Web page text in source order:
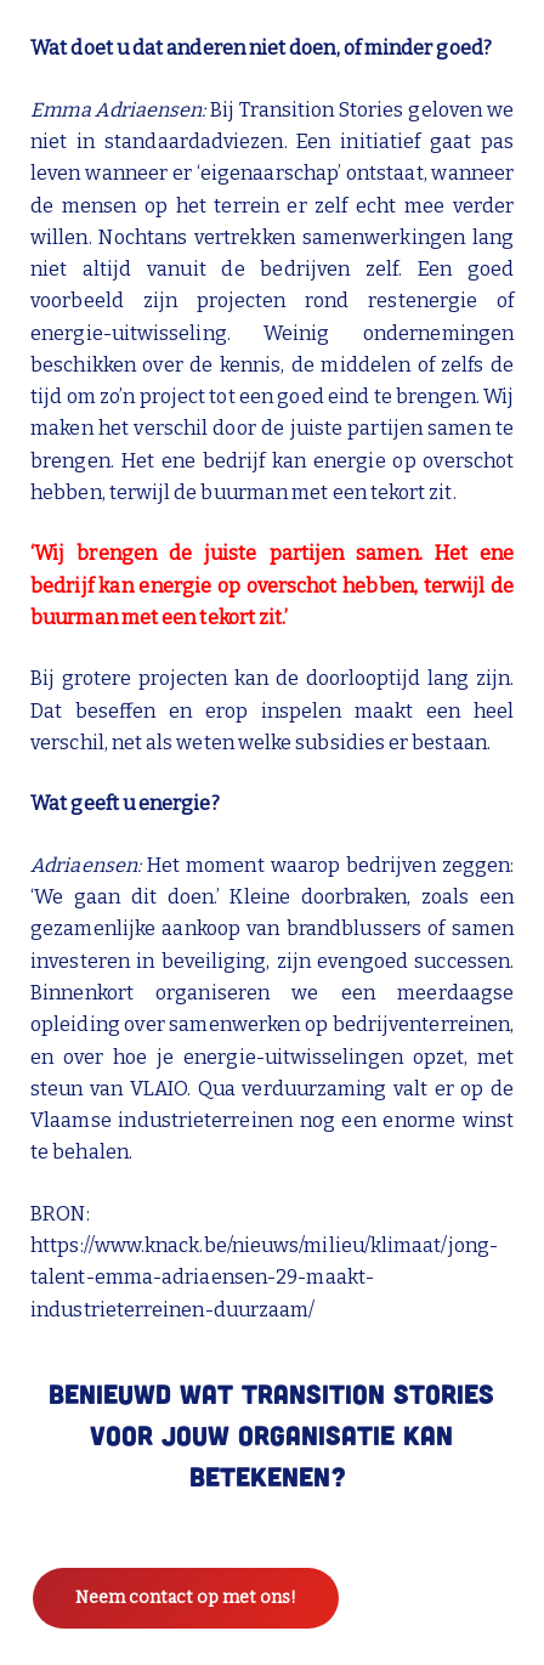
Wat doet u dat anderen niet doen, of minder goed?
Emma Adriaensen:Bij Transition Stories geloven we
niet in standaardadviezen. Een initiatief gaat pas
leven wanneer er ‘eigenaarschap’ ontstaat, wanneer
de mensen op het terrein er zelf echt mee verder
willen. Nochtans vertrekken samenwerkingen lang
niet altijd vanuit de bedrijven zelf. Een goed
voorbeeld zijn projecten rond restenergie of
energie-uitwisseling. Weinig ondernemingen
beschikken over de kennis, de middelen of zelfs de
tijd om zo’n project tot een goed eind te brengen. Wij
maken het verschil door de juiste partijen samen te
brengen. Het ene bedrijf kan energie op overschot
hebben, terwijl de buurman met een tekort zit.
‘Wij brengen de juiste partijen samen. Het ene
bedrijf kan energie op overschot hebben, terwijl de
buurman met een tekort zit.’
Bij grotere projecten kan de doorlooptijd lang zijn.
Dat beseffen en erop inspelen maakt een heel
verschil, net als weten welke subsidies er bestaan.
Wat geeft u energie?
Adriaensen:Het moment waarop bedrijven zeggen:
‘We gaan dit doen.’ Kleine doorbraken, zoals een
gezamenlijke aankoop van brandblussers of samen
investeren in beveiliging, zijn evengoed successen.
Binnenkort organiseren we een meerdaagse
opleiding over samenwerken op bedrijventerreinen,
en over hoe je energie-uitwisselingen opzet, met
steun van VLAIO. Qua verduurzaming valt er op de
Vlaamse industrieterreinen nog een enorme winst
te behalen.
BRON:
https://www.knack.be/nieuws/milieu/klimaat/jong-
talent-emma-adriaensen-29-maakt-
industrieterreinen-duurzaam/
Benieuwd watTransition Stories
voor jouw organisatie kan
betekenen?
Neem contact op met ons!